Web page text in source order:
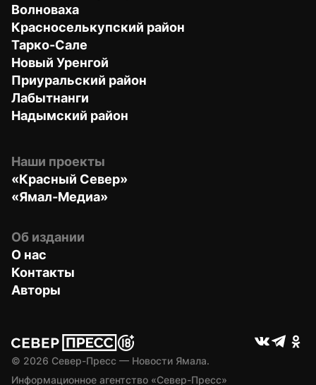
Волноваха
Красноселькупский район
Тарко-Сале
Новый Уренгой
Приуральский район
Лабытнанги
Надымский район
Наши проекты
«Красный Север»
«Ямал-Медиа»
Об издании
О нас
Контакты
Авторы
© 2026 Север-Пресс — Новости Ямала.
Информационное агентство «Север-Пресс»